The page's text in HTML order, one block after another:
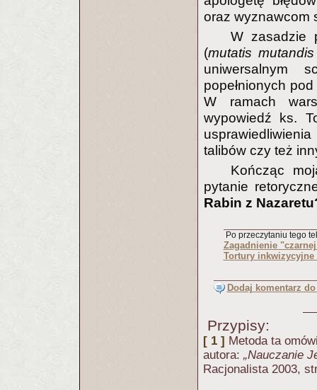
oraz wyznawcom
W zasadzie
(mutatis
uniwersalnym
popełnionych
W ramach
wypowiedź ks.
talibów czy też
Kończąc
pytanie
Rabin z
Po przeczytaniu tego
Zagadnienie
Tortury inkwizycyjne
Dodaj komentarz
Przypisy:
[ 1 ] Metoda ta
autora: „Nauczanie
Racjonalista 2003,